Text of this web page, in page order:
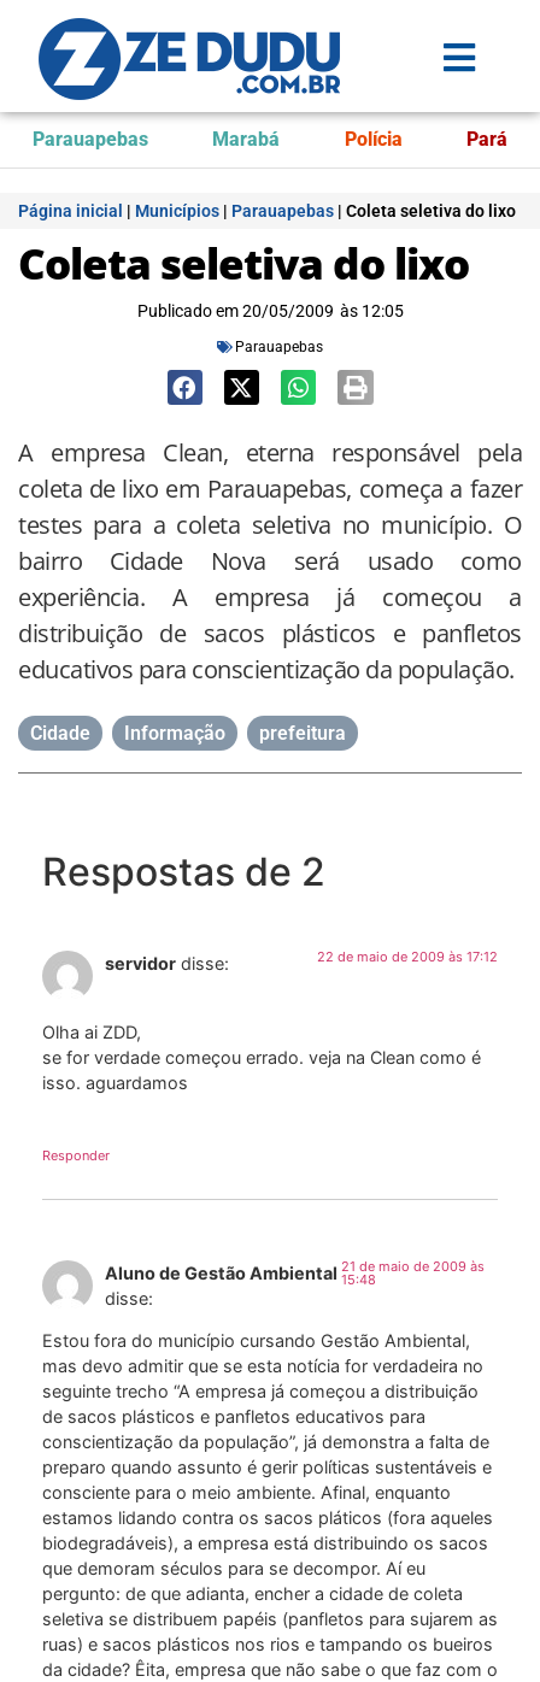
Parauapebas Marabá Polícia Pará
Página inicial | Municípios | Parauapebas | Coleta seletiva do lixo
Coleta seletiva do lixo
Publicado em 20/05/2009 às 12:05
Parauapebas
A empresa Clean, eterna responsável pela
coleta de lixo em Parauapebas, começa a fazer
testes para a coleta seletiva no município. O
bairro Cidade Nova será usado como
experiência. A empresa já começou a
distribuição de sacos plásticos e panfletos
educativos para conscientização da população.
Cidade Informação prefeitura
Respostas de 2
servidor disse: 22 de maio de 2009 às 17:12
Olha ai ZDD,
se for verdade começou errado. veja na Clean como é
isso. aguardamos
Responder
Aluno de Gestão Ambiental
disse:
21 de maio de 2009 às
15:48
Estou fora do município cursando Gestão Ambiental,
mas devo admitir que se esta notícia for verdadeira no
seguinte trecho “A empresa já começou a distribuição
de sacos plásticos e panfletos educativos para
conscientização da população”, já demonstra a falta de
preparo quando assunto é gerir políticas sustentáveis e
consciente para o meio ambiente. Afinal, enquanto
estamos lidando contra os sacos pláticos (fora aqueles
biodegradáveis), a empresa está distribuindo os sacos
que demoram séculos para se decompor. Aí eu
pergunto: de que adianta, encher a cidade de coleta
seletiva se distribuem papéis (panfletos para sujarem as
ruas) e sacos plásticos nos rios e tampando os bueiros
da cidade? Êita, empresa que não sabe o que faz com o